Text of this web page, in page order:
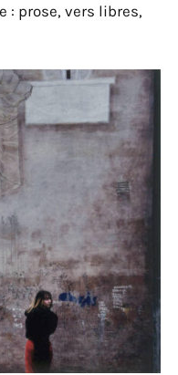
: prose, vers libres,